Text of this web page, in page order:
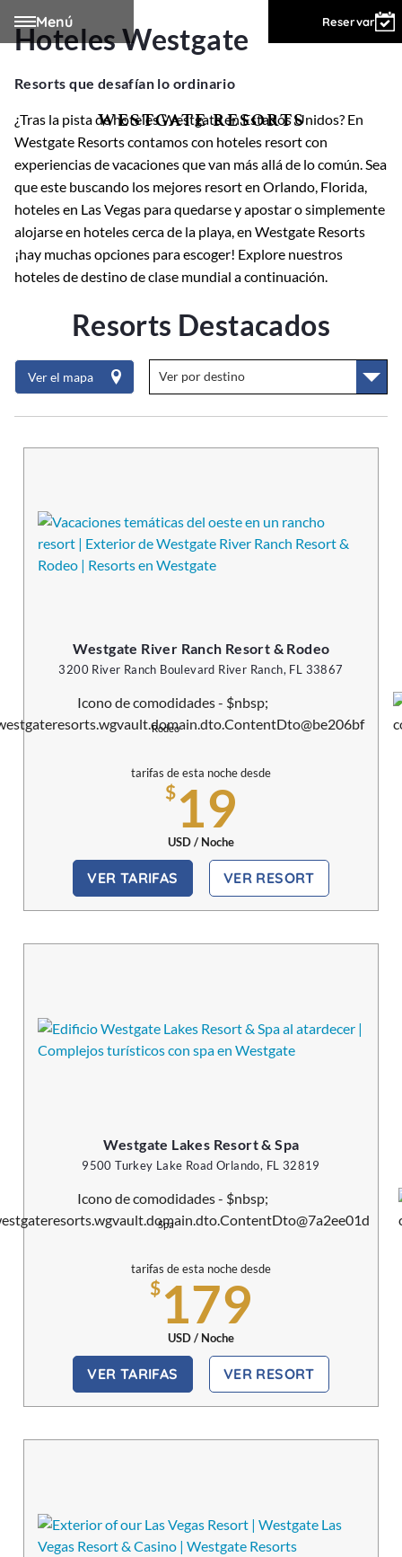
Menú Reservar
WESTGATE RESORTS
Hoteles Westgate
Resorts que desafían lo ordinario
¿Tras la pista de hoteles Westgate en Estados Unidos? En
Westgate Resorts contamos con hoteles resort con
experiencias de vacaciones que van más allá de lo común. Sea
que este buscando los mejores resort en Orlando, Florida,
hoteles en Las Vegas para quedarse y apostar o simplemente
alojarse en hoteles cerca de la playa, en Westgate Resorts
¡hay muchas opciones para escoger! Explore nuestros
hoteles de destino de clase mundial a continuación.
Resorts Destacados
Ver el mapa
Westgate River Ranch Resort & Rodeo
3200 River Ranch Boulevard River Ranch, FL 33867
Rodeo
tarifas de esta noche desde
$19
USD / Noche
VER TARIFAS VER RESORT
Westgate Lakes Resort & Spa
9500 Turkey Lake Road Orlando, FL 32819
Spa
tarifas de esta noche desde
$179
USD / Noche
VER TARIFAS VER RESORT